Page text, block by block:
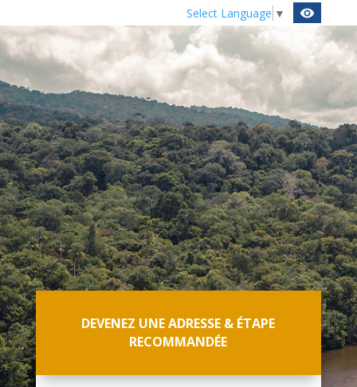
visibility
Select Language ▼
DEVENEZ UNE ADRESSE & ÉTAPE
RECOMMANDÉE